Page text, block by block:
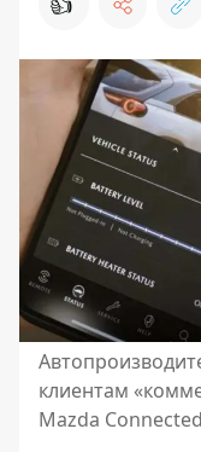
клиентам
Mazda